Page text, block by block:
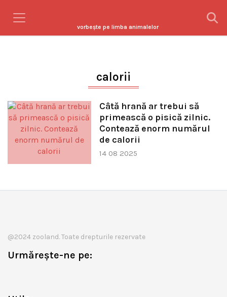
vorbeşte pe limba animalelor
calorii
Câtă hrană ar trebui să
primească o pisică zilnic.
Contează enorm numărul
de calorii
14 08 2025
@2024 zooland. Toate drepturile rezervate
Urmărește-ne pe: